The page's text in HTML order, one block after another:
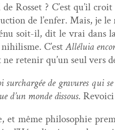
Ros­set ? C’est qu’il
de l’enfer. Mais, je
soit-il, dit le vrai dans
C’estAlléluia
ne retenir qu’un seul vers
sur­chargée de gravures qui
d’un monde dis­sous.
et même philoso­phie